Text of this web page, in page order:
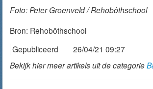
Foto: Peter Groenveld / Rehobôthschool
Bron: Rehobôthschool
Gepubliceerd
26/04/21 09:27
Bekijk hier meer artikels uit de categorie